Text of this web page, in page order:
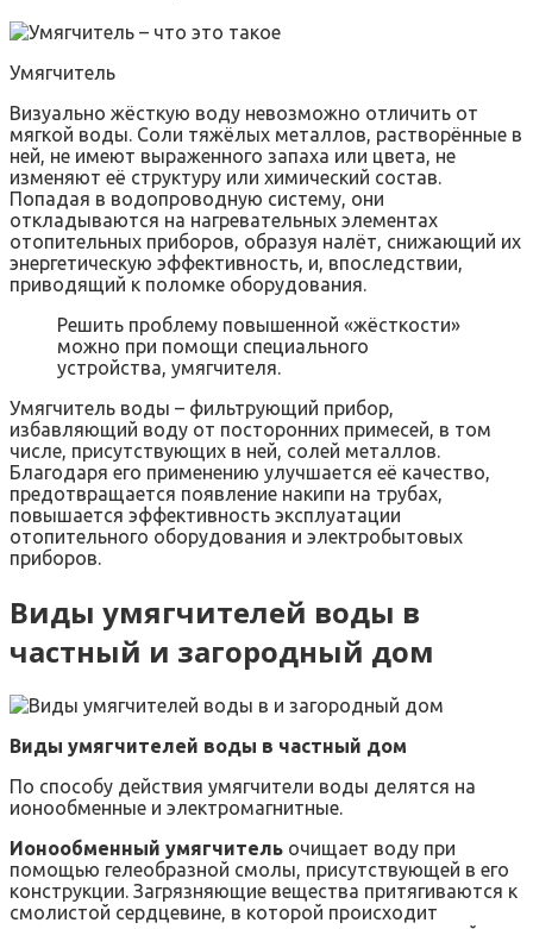
Умягчитель
Визуально жёсткую воду невозможно отличить от
мягкой воды. Соли тяжёлых металлов, растворённые в
ней, не имеют выраженного запаха или цвета, не
изменяют её структуру или химический состав.
Попадая в водопроводную систему, они
откладываются на нагревательных элементах
отопительных приборов, образуя налёт, снижающий их
энергетическую эффективность, и, впоследствии,
приводящий к поломке оборудования.
Решить проблему повышенной «жёсткости»
можно при помощи специального
устройства, умягчителя.
Умягчитель воды – фильтрующий прибор,
избавляющий воду от посторонних примесей, в том
числе, присутствующих в ней, солей металлов.
Благодаря его применению улучшается её качество,
предотвращается появление накипи на трубах,
повышается эффективность эксплуатации
отопительного оборудования и электробытовых
приборов.
Виды умягчителей воды в
частный и загородный дом
Виды умягчителей воды в частный дом
По способу действия умягчители воды делятся на
ионообменные и электромагнитные.
Ионообменный умягчитель очищает воду при
помощью гелеобразной смолы, присутствующей в его
конструкции. Загрязняющие вещества притягиваются к
смолистой сердцевине, в которой происходит